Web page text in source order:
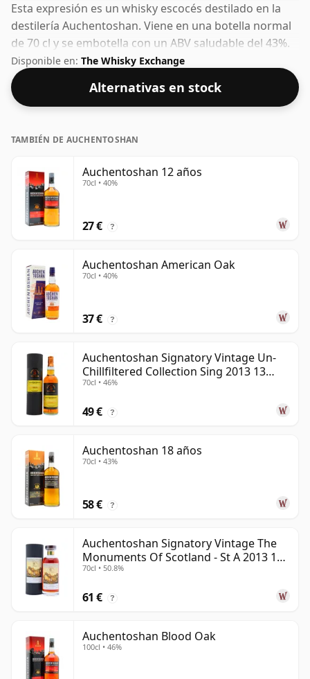
Esta expresión es un whisky escocés destilado en la
destilería Auchentoshan. Viene en una botella normal
de 70 cl y se embotella con un ABV saludable del 43%.
Disponible en: The Whisky Exchange
Alternativas en stock
TAMBIÉN DE AUCHENTOSHAN
Auchentoshan 12 años
70cl • 40%
27 € ?
Auchentoshan American Oak
70cl • 40%
37 € ?
Auchentoshan Signatory Vintage Un-
Chillfiltered Collection Sing 2013 13
años
70cl • 46%
49 € ?
Auchentoshan 18 años
70cl • 43%
58 € ?
Auchentoshan Signatory Vintage The
Monuments Of Scotland - St A 2013 13
años
70cl • 50.8%
61 € ?
Auchentoshan Blood Oak
100cl • 46%